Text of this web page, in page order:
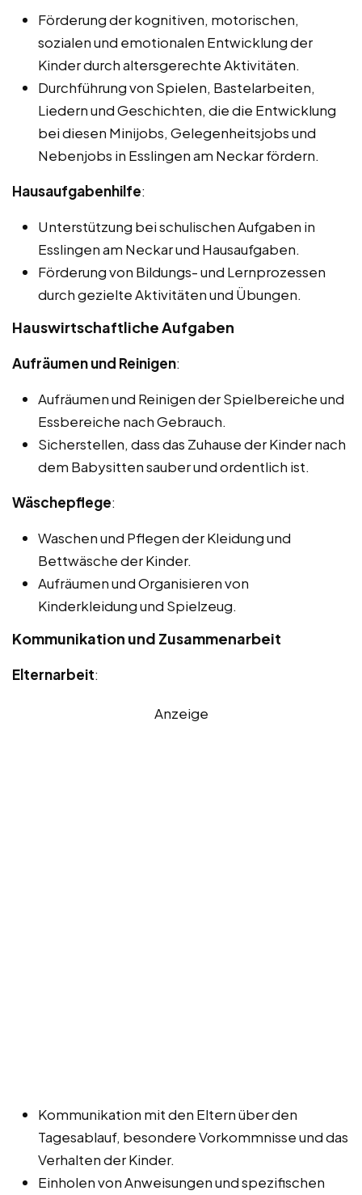
Förderung der kognitiven, motorischen,
sozialen und emotionalen Entwicklung der
Kinder durch altersgerechte Aktivitäten.
Durchführung von Spielen, Bastelarbeiten,
Liedern und Geschichten, die die Entwicklung
bei diesen Minijobs, Gelegenheitsjobs und
Nebenjobs in Esslingen am Neckar fördern.
Hausaufgabenhilfe:
Unterstützung bei schulischen Aufgaben in
Esslingen am Neckar und Hausaufgaben.
Förderung von Bildungs- und Lernprozessen
durch gezielte Aktivitäten und Übungen.
Hauswirtschaftliche Aufgaben
Aufräumen und Reinigen:
Aufräumen und Reinigen der Spielbereiche und
Essbereiche nach Gebrauch.
Sicherstellen, dass das Zuhause der Kinder nach
dem Babysitten sauber und ordentlich ist.
Wäschepflege:
Waschen und Pflegen der Kleidung und
Bettwäsche der Kinder.
Aufräumen und Organisieren von
Kinderkleidung und Spielzeug.
Kommunikation und Zusammenarbeit
Elternarbeit:
Anzeige
Kommunikation mit den Eltern über den
Tagesablauf, besondere Vorkommnisse und das
Verhalten der Kinder.
Einholen von Anweisungen und spezifischen